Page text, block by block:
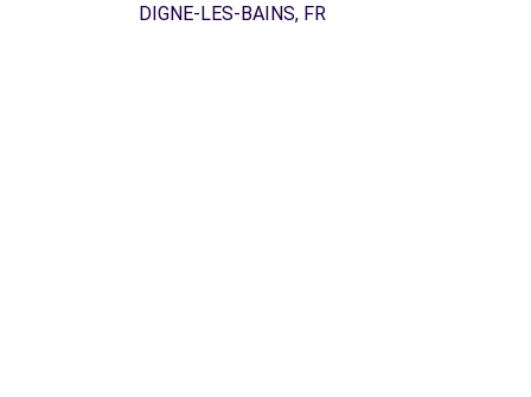
DIGNE-LES-BAINS, FR